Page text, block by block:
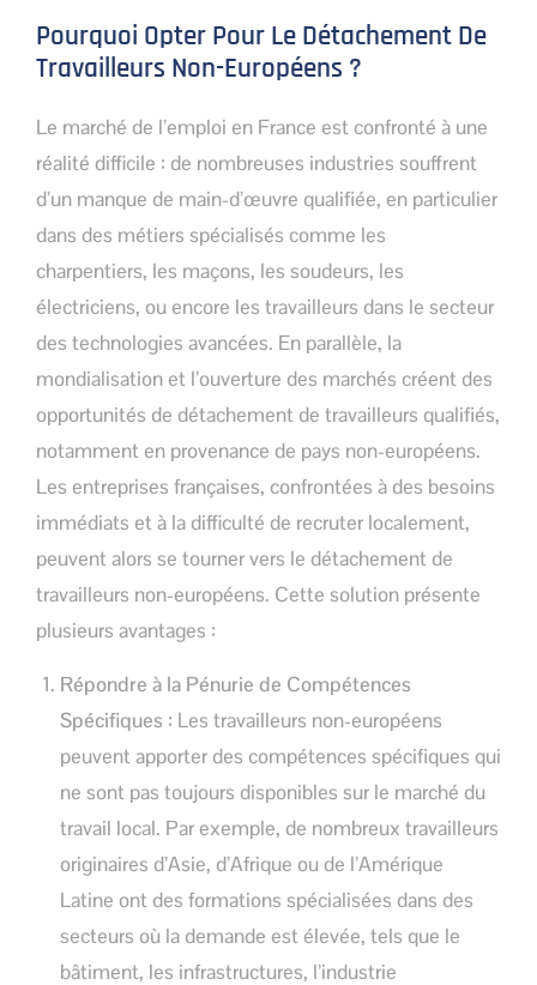
Pourquoi Opter Pour Le Détachement De
Travailleurs Non-Européens ?
Le marché de l’emploi en France est confronté à une
réalité difficile : de nombreuses industries souffrent
d’un manque de main-d’œuvre qualifiée, en particulier
dans des métiers spécialisés comme les
charpentiers, les maçons, les soudeurs, les
électriciens, ou encore les travailleurs dans le secteur
des technologies avancées. En parallèle, la
mondialisation et l’ouverture des marchés créent des
opportunités de détachement de travailleurs qualifiés,
notamment en provenance de pays non-européens.
Les entreprises françaises, confrontées à des besoins
immédiats et à la difficulté de recruter localement,
peuvent alors se tourner vers le détachement de
travailleurs non-européens. Cette solution présente
plusieurs avantages :
Répondre à la Pénurie de Compétences
Spécifiques : Les travailleurs non-européens
peuvent apporter des compétences spécifiques qui
ne sont pas toujours disponibles sur le marché du
travail local. Par exemple, de nombreux travailleurs
originaires d’Asie, d’Afrique ou de l’Amérique
Latine ont des formations spécialisées dans des
secteurs où la demande est élevée, tels que le
bâtiment, les infrastructures, l’industrie